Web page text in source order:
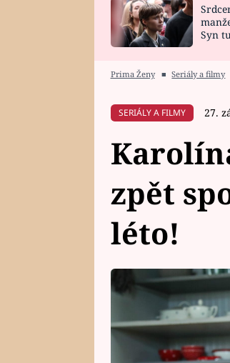
HOROSKOP NA
Syn
Prima Ženy ■ Seriály a filmy
SERIÁLY A FILMY 27.
zpět
léto!